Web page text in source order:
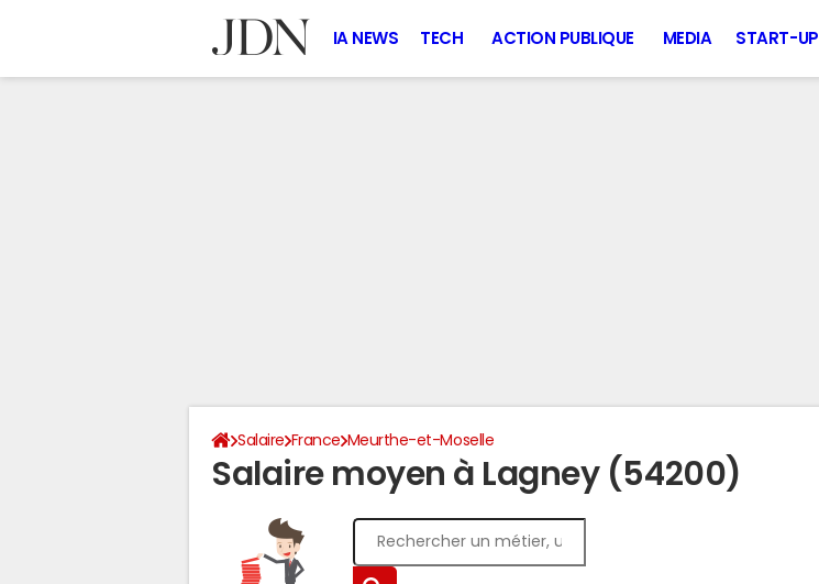
IA NEWS TECH ACTION PUBLIQUE MEDIA START-UP
Salaire France Meurthe-et-Moselle
Salaire moyen à Lagney (54200)